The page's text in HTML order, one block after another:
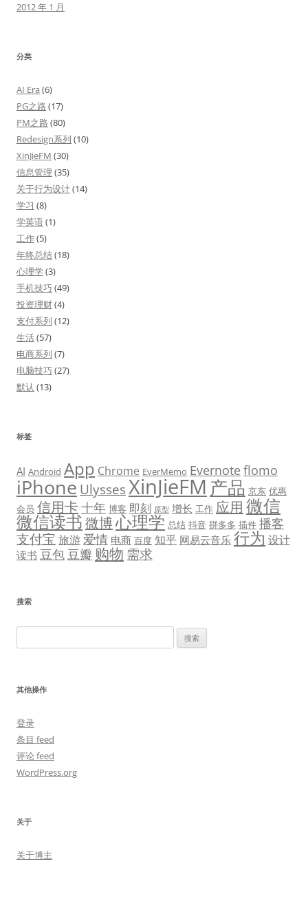
2012 年 1 月
分类
AI Era (6)
PG之路 (17)
PM之路 (80)
Redesign系列 (10)
XinJieFM (30)
信息管理 (35)
关于行为设计(14)
学习 (8)
学英语(1)
工作(5)
年终总结(18)
心理学(3)
手机技巧(49)
投资理财(4)
支付系列 (12)
生活(57)
电商系列 (7)
电脑技巧(27)
默认 (13)
标签
AI Android App Chrome EverMemo Evernote flomo
iPhoneUlyssesXinJieFM 产品 京东 优惠
会员 信用卡十年 博客 即刻 原型 增长 工作 应用 微信
微信读书微博心理学 总结 抖音 拼多多 插件 播客
支付宝 旅游爱情 电商 百度 知乎 网易云音乐 行为 设计
读书 豆包豆瓣 购物 需求
搜索
索：
其他操作
登录
条目 feed
评论 feed
WordPress.org
关于
关于博主